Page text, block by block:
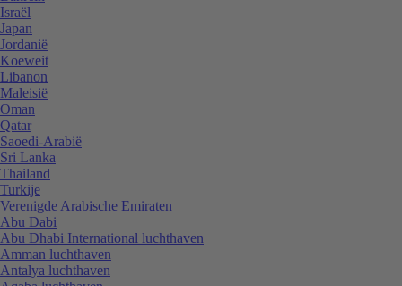
Israël
Japan
Jordanië
Koeweit
Libanon
Maleisië
Oman
Qatar
Saoedi-Arabië
Sri Lanka
Thailand
Turkije
Verenigde Arabische Emiraten
Abu Dabi
Abu Dhabi International luchthaven
Amman luchthaven
Antalya luchthaven